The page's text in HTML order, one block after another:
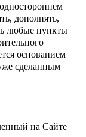
дополнять,
любые пункты
основанием
сделанным
на Сайте